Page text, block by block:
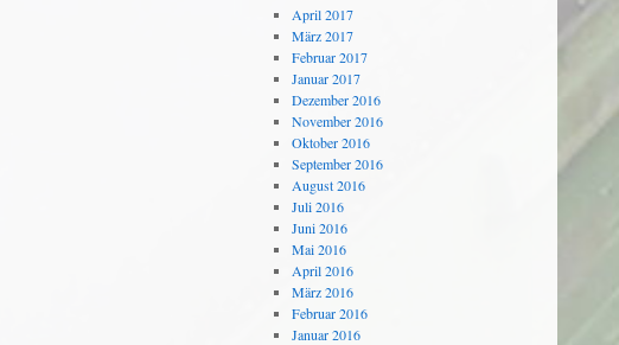
April 2017
März 2017
Februar 2017
Januar 2017
Dezember 2016
November 2016
Oktober 2016
September 2016
August 2016
Juli 2016
Juni 2016
Mai 2016
April 2016
März 2016
Februar 2016
Januar 2016